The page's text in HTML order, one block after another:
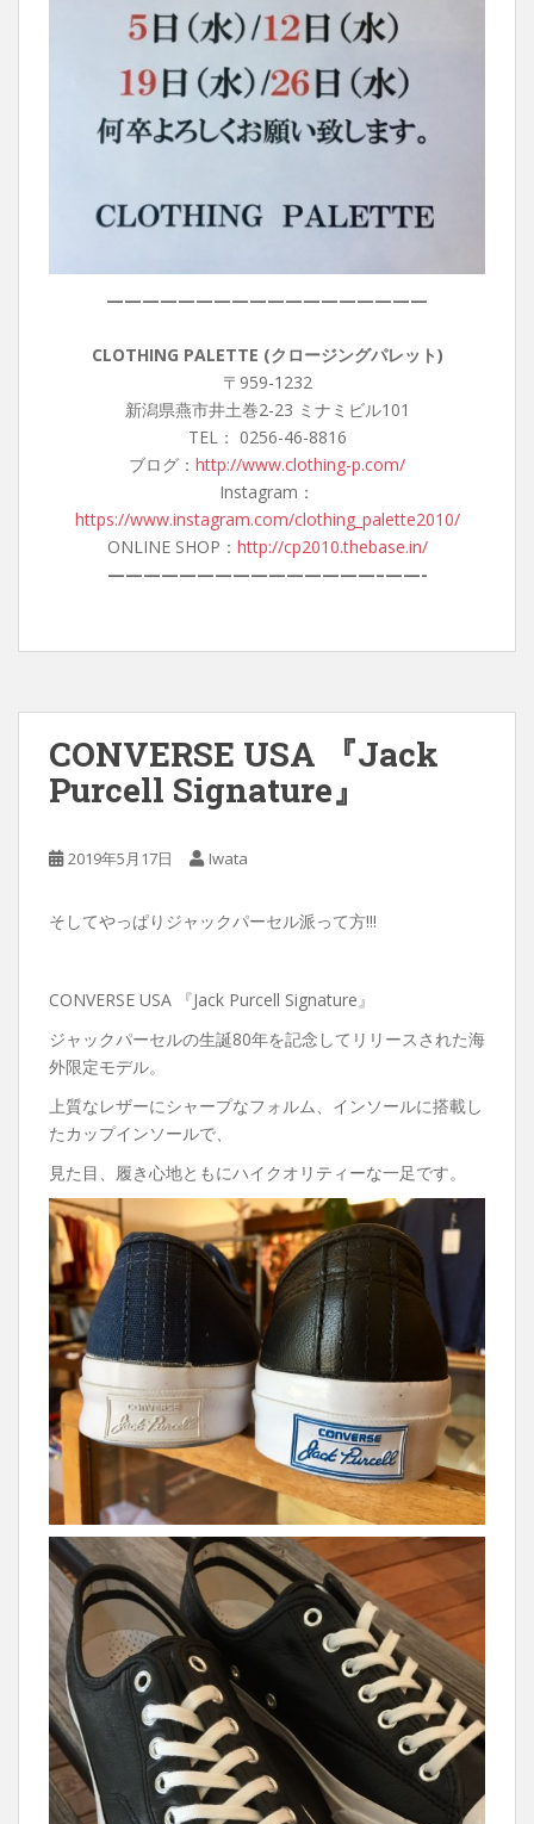
——————————————————
CLOTHING PALETTE (クロージングパレット)
〒959-1232
新潟県燕市井土巻2-23 ミナミビル101
TEL： 0256-46-8816
ブログ： http://www.clothing-p.com/
Instagram：
https://www.instagram.com/clothing_palette2010/
ONLINE SHOP： http://cp2010.thebase.in/
———————————————–——-
CONVERSE USA 『Jack
Purcell Signature』
2019年5月17日 Iwata
そしてやっぱりジャックパーセル派って方!!!
CONVERSE USA 『Jack Purcell Signature』
ジャックパーセルの生誕80年を記念してリリースされた海
外限定モデル。
上質なレザーにシャープなフォルム、インソールに搭載し
たカップインソールで、
見た目、履き心地ともにハイクオリティーな一足です。